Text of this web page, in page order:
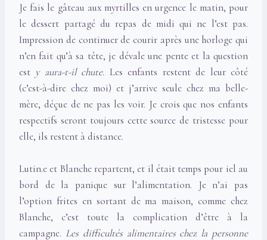
Je fais le gâteau aux myrtilles en urgence le matin, pour
le dessert partagé du repas de midi qui ne l’est pas.
Impression de continuer de courir après une horloge qui
n’en fait qu’à sa tête, je dévale une pente et la question
est y aura-t-il chute. Les enfants restent de leur côté
(c’est-à-dire chez moi) et j’arrive seule chez ma belle-
mère, déçue de ne pas les voir. Je crois que nos enfants
respectifs seront toujours cette source de tristesse pour
elle, ils restent à distance.
Lutin.e et Blanche repartent, et il était temps pour iel au
bord de la panique sur l’alimentation. Je n’ai pas
l’option frites en sortant de ma maison, comme chez
Blanche, c’est toute la complication d’être à la
campagne. Les difficultés alimentaires chez la personne